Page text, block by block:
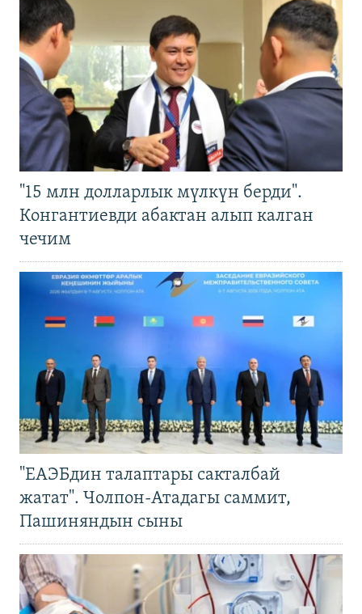
"15 млн долларлык мүлкүн берди".
Конгантиевди абактан алып калган
чечим
"ЕАЭБдин талаптары сакталбай
жатат". Чолпон-Атадагы саммит,
Пашиняндын сыны